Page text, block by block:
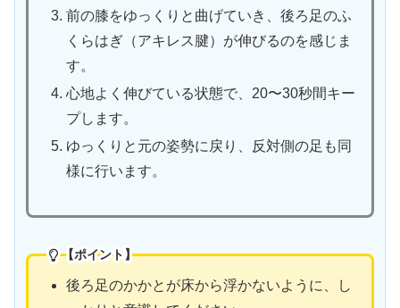
前の膝をゆっくりと曲げていき、後ろ足のふ
くらはぎ（アキレス腱）が伸びるのを感じま
す。
心地よく伸びている状態で、20〜30秒間キー
プします。
ゆっくりと元の姿勢に戻り、反対側の足も同
様に行います。
【ポイント】
後ろ足のかかとが床から浮かないように、し